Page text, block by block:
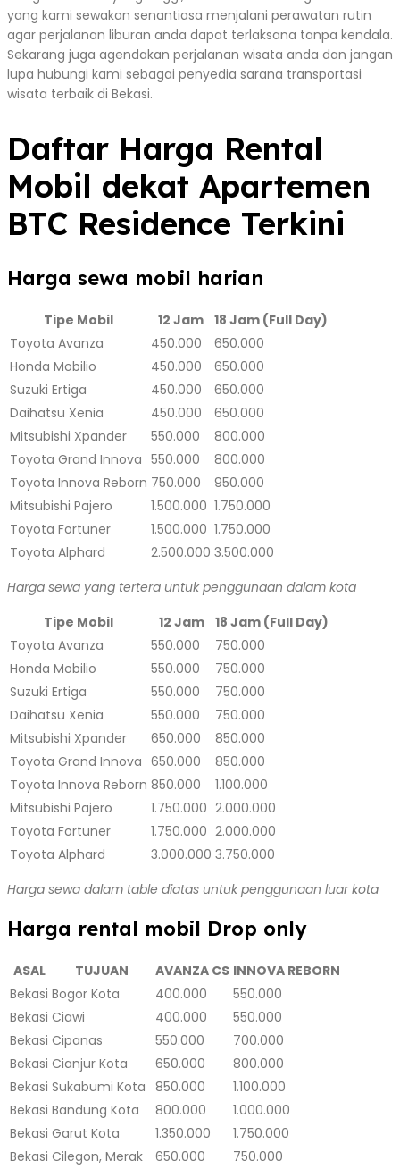
yang kami sewakan senantiasa menjalani perawatan rutin
agar perjalanan liburan anda dapat terlaksana tanpa kendala.
Sekarang juga agendakan perjalanan wisata anda dan jangan
lupa hubungi kami sebagai penyedia sarana transportasi
wisata terbaik di Bekasi.
Daftar Harga Rental
Mobil dekat Apartemen
BTC Residence Terkini
Harga sewa mobil harian
Tipe Mobil 12 Jam 18 Jam (Full Day)
Toyota Avanza
450.000
650.000
Honda Mobilio
450.000
650.000
Suzuki Ertiga
450.000
650.000
Daihatsu Xenia
450.000
650.000
Mitsubishi Xpander
550.000
800.000
Toyota Grand Innova 550.000
800.000
Toyota Innova Reborn 750.000
950.000
Mitsubishi Pajero
1.500.000 1.750.000
Toyota Fortuner
1.500.000 1.750.000
Toyota Alphard
2.500.000 3.500.000
Harga sewa yang tertera untuk penggunaan dalam kota
Tipe Mobil
12 Jam
18 Jam (Full Day)
Toyota Avanza
550.000
750.000
Honda Mobilio
550.000
750.000
Suzuki Ertiga
550.000
750.000
Daihatsu Xenia
550.000
750.000
Mitsubishi Xpander
650.000
850.000
Toyota Grand Innova 650.000
850.000
Toyota Innova Reborn 850.000
1.100.000
Mitsubishi Pajero
1.750.000 2.000.000
Toyota Fortuner
1.750.000 2.000.000
Toyota Alphard
3.000.000 3.750.000
Harga sewa dalam table diatas untuk penggunaan luar kota
Harga rental mobil Drop only
ASAL TUJUAN AVANZA CS INNOVA REBORN
Bekasi Bogor Kota 400.000
550.000
Bekasi Ciawi 400.000
550.000
Bekasi Cipanas 550.000
700.000
Bekasi Cianjur Kota 650.000
800.000
Bekasi Sukabumi Kota 850.000
1.100.000
Bekasi Bandung Kota 800.000
1.000.000
Bekasi Garut Kota 1.350.000
1.750.000
Bekasi Cilegon, Merak 650.000
750.000